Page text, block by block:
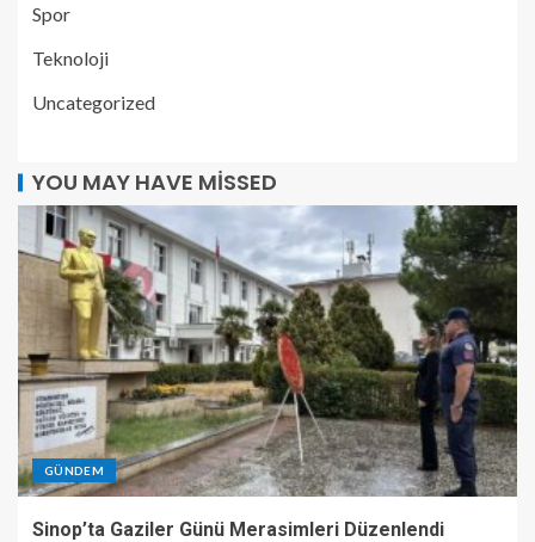
Spor
Teknoloji
Uncategorized
YOU MAY HAVE MISSED
GÜNDEM
Sinop’ta Gaziler Günü Merasimleri Düzenlendi